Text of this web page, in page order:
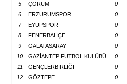
5
ÇORUM 0
6
ERZURUMSPOR 0
7
EYÜPSPOR 0
8
FENERBAHÇE 0
9
GALATASARAY 0
10
GAZİANTEP FUTBOL KULÜBÜ 0
11
GENÇLERBİRLİĞİ 0
12
GÖZTEPE 0